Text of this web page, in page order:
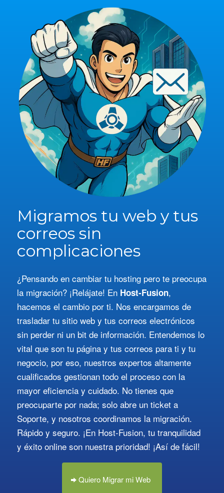
Migramos tu web y tus
correos sin
complicaciones
¿Pensando en cambiar tu hosting pero te preocupa
la migración? ¡Relájate! En Host-Fusion,
hacemos el cambio por ti. Nos encargamos de
trasladar tu sitio web y tus correos electrónicos
sin perder ni un bit de información. Entendemos lo
vital que son tu página y tus correos para ti y tu
negocio, por eso, nuestros expertos altamente
cualificados gestionan todo el proceso con la
mayor eficiencia y cuidado. No tienes que
preocuparte por nada; solo abre un ticket a
Soporte, y nosotros coordinamos la migración.
Rápido y seguro. ¡En Host-Fusion, tu tranquilidad
y éxito online son nuestra prioridad! ¡Así de fácil!
Quiero Migrar mi Web